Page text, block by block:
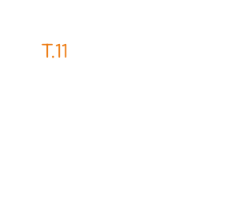
T.11